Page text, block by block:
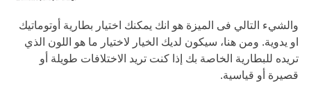
والشيء التالي فى الميزة هو انك يمكنك اختيار بطارية أوتوماتيك
او يدوية. ومن هنا، سيكون لديك الخيار لاختيار ما هو اللون الذي
تريده للبطارية الخاصة بك إذا كنت تريد الاختلافات طويلة أو
قصيرة أو قياسية.